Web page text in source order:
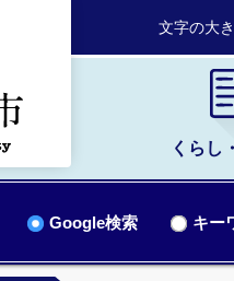
文字の大
くらし
Google検索 キー